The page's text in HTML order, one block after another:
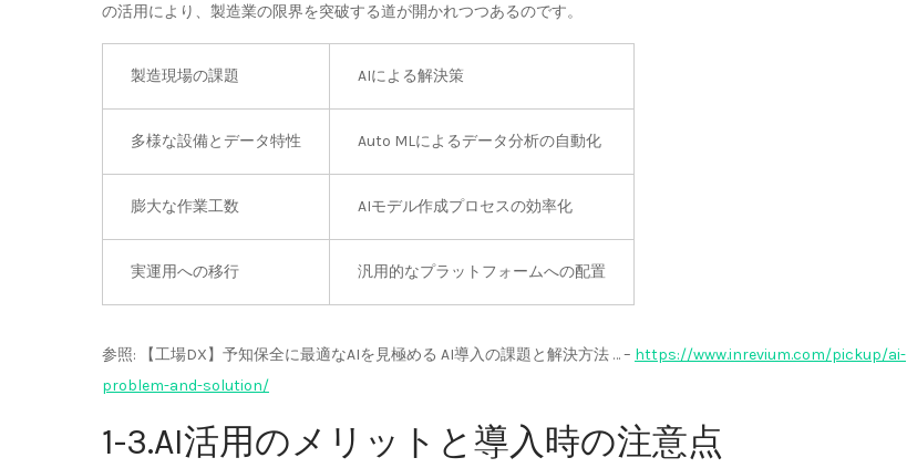
の活用により、製造業の限界を突破する道が開かれつつあるのです。
製造現場の課題 AIによる解決策
多様な設備とデータ特性 Auto MLによるデータ分析の自動化
膨大な作業工数 AIモデル作成プロセスの効率化
実運用への移行 汎用的なプラットフォームへの配置
参照: 【工場DX】予知保全に最適なAIを見極める AI導入の課題と解決方法 … – https://www.inrevium.com/pickup/ai-
problem-and-solution/
1-3.AI活用のメリットと導入時の注意点